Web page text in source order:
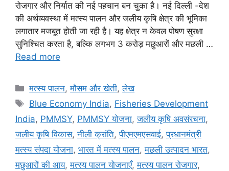
रोजगार और निर्यात की नई पहचान बन चुका है। नई दिल्ली -देश
की अर्थव्यवस्था में मत्स्य पालन और जलीय कृषि क्षेत्र की भूमिका
लगातार मजबूत होती जा रही है। यह क्षेत्र न केवल पोषण सुरक्षा
सुनिश्चित करता है, बल्कि लगभग 3 करोड़ मछुआरों और मछली …
Read more
मत्स्य पालन,मौसम और खेती,लेख
Blue Economy India, Fisheries Development
India, PMMSY, PMMSY योजना,जलीय कृषि अवसंरचना,
जलीय कृषि विकास,नीली क्रांति,पीएमएमएसवाई,प्रधानमंत्री
मत्स्य संपदा योजना, भारत में मत्स्य पालन,मछली उत्पादन भारत,
मछुआरों की आय,मत्स्य पालन योजनाएँ,मत्स्य पालन रोजगार,